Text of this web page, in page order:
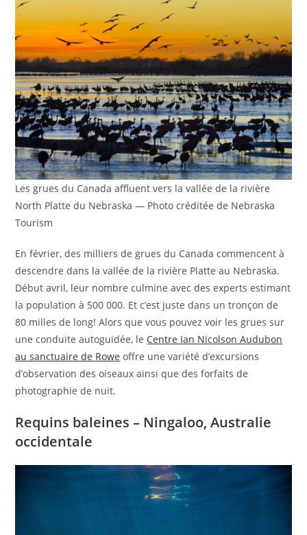
Les grues du Canada affluent vers la vallée de la rivière
North Platte du Nebraska — Photo créditée de Nebraska
Tourism
En février, des milliers de grues du Canada commencent à
descendre dans la vallée de la rivière Platte au Nebraska.
Début avril, leur nombre culmine avec des experts estimant
la population à 500 000. Et c’est juste dans un tronçon de
80 milles de long! Alors que vous pouvez voir les grues sur
une conduite autoguidée, le Centre Ian Nicolson Audubon
au sanctuaire de Rowe offre une variété d’excursions
d’observation des oiseaux ainsi que des forfaits de
photographie de nuit.
Requins baleines – Ningaloo, Australie
occidentale